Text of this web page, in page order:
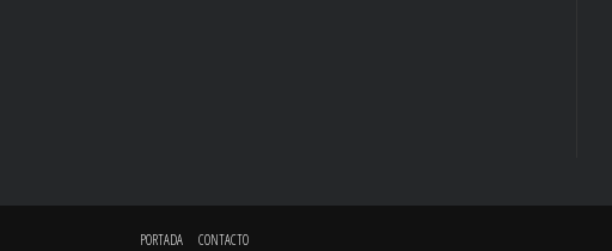
PORTADA CONTACTO